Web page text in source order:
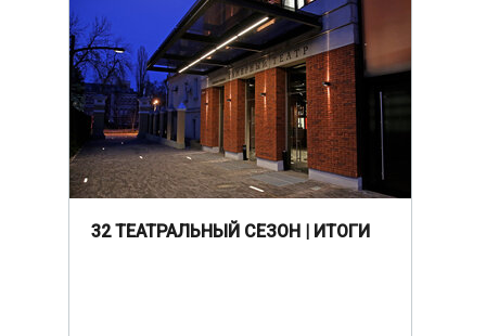
32 ТЕАТРАЛЬНЫЙ СЕЗОН | ИТОГИ